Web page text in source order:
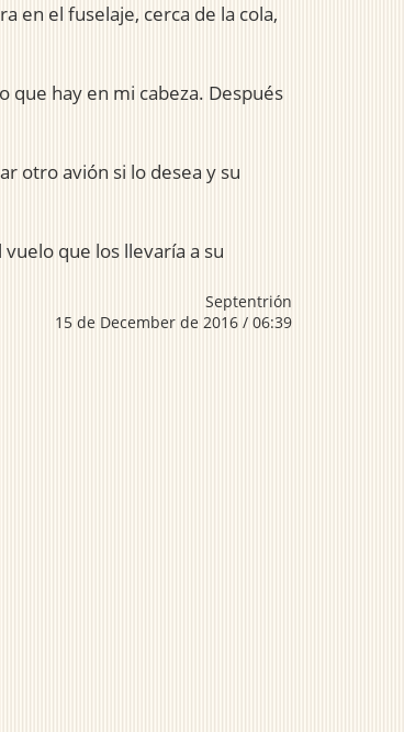
en el fuselaje, cerca de la cola,
hay en mi cabeza. Después
otro avión si lo desea y su
que los llevaría a su
Septentrión
15 de December de 2016 / 06:39